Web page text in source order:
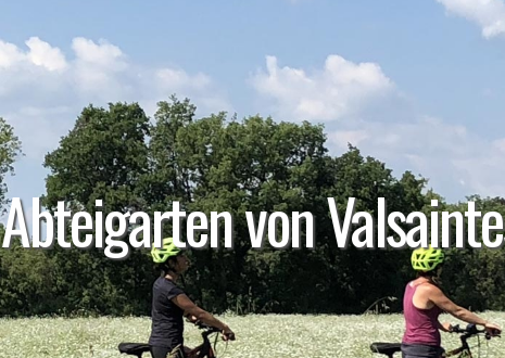
Abteigarten von